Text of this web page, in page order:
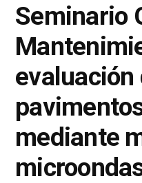
Seminario
evaluación
mediante